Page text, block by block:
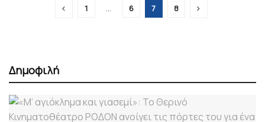
1 … 6 7 8
Δημοφιλή